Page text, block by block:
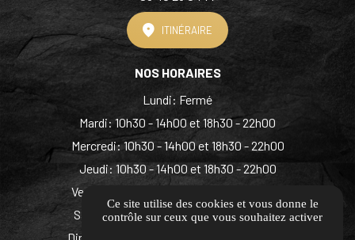
ITINÉRAIRE
NOS HORAIRES
Lundi: Fermé
Mardi: 10h30 - 14h00 et 18h30 - 22h00
Mercredi: 10h30 - 14h00 et 18h30 - 22h00
Jeudi: 10h30 - 14h00 et 18h30 - 22h00
Vendredi: 10h30 - 14h00 et 18h30 - 22h00
Samedi: 10h30 - 14h00 et 18h30 - 22h00
Ce site utilise des cookies et vous donne le
contrôle sur ceux que vous souhaitez activer